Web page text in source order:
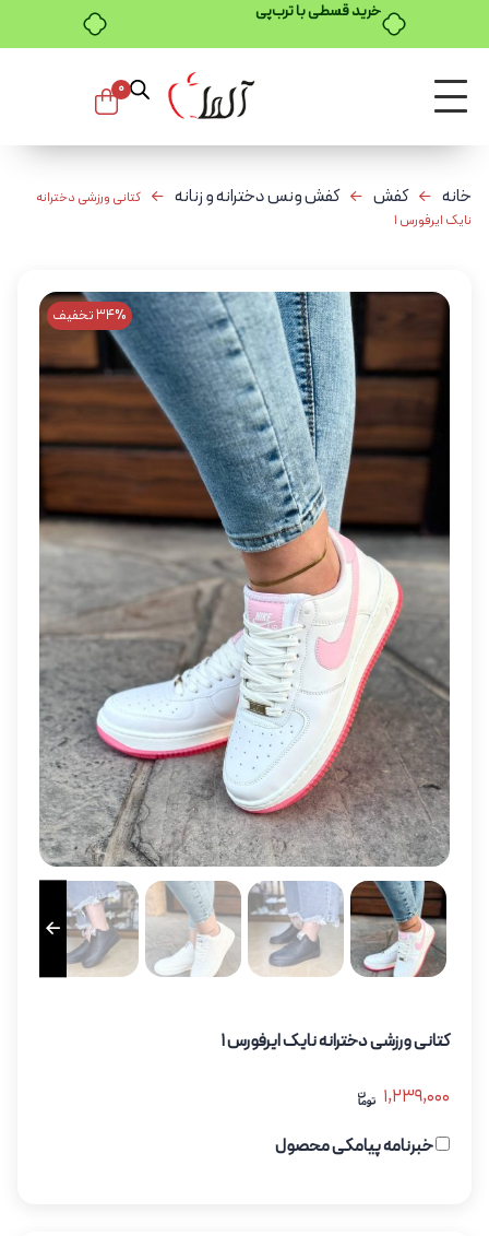
خرید قسطی با ترب‌پی
0
خانه کفش کفش ونس دخترانه و زنانه
کتانی ورزشی دخترانه
نایک ایرفورس 1
34% تخفیف
کتانی ورزشی دخترانه نایک ایرفورس 1
1,239,000
خبرنامه پیامکی محصول